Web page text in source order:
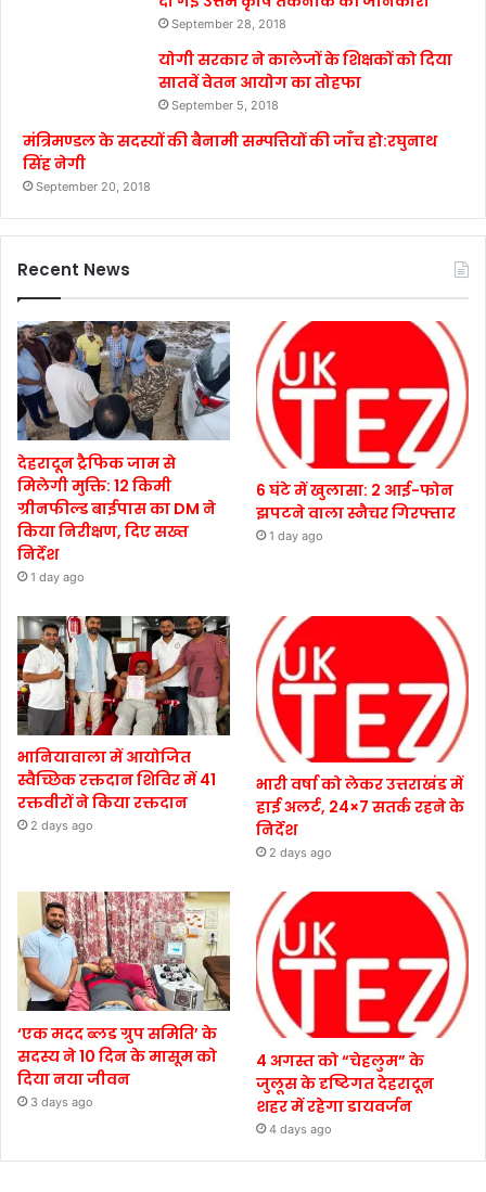
September 28, 2018
योगी सरकार ने कालेजों के शिक्षकों को दिया
सातवें वेतन आयोग का तोहफा
September 5, 2018
मंत्रिमण्डल के सदस्यों की बैनामी सम्पत्तियों की जाँच हो:रघुनाथ
सिंह नेगी
September 20, 2018
Recent News
देहरादून ट्रैफिक जाम से
मिलेगी मुक्ति: 12 किमी
ग्रीनफील्ड बाईपास का DM ने
किया निरीक्षण, दिए सख्त
निर्देश
1 day ago
6 घंटे में खुलासा: 2 आई-फोन
झपटने वाला स्नैचर गिरफ्तार
1 day ago
भानियावाला में आयोजित
स्वैच्छिक रक्तदान शिविर में 41
रक्तवीरों ने किया रक्तदान
2 days ago
भारी वर्षा को लेकर उत्तराखंड में
हाई अलर्ट, 24×7 सतर्क रहने के
निर्देश
2 days ago
‘एक मदद ब्लड ग्रुप समिति’ के
सदस्य ने 10 दिन के मासूम को
दिया नया जीवन
3 days ago
4 अगस्त को “चेहलुम” के
जुलूस के दृष्टिगत देहरादून
शहर में रहेगा डायवर्जन
4 days ago